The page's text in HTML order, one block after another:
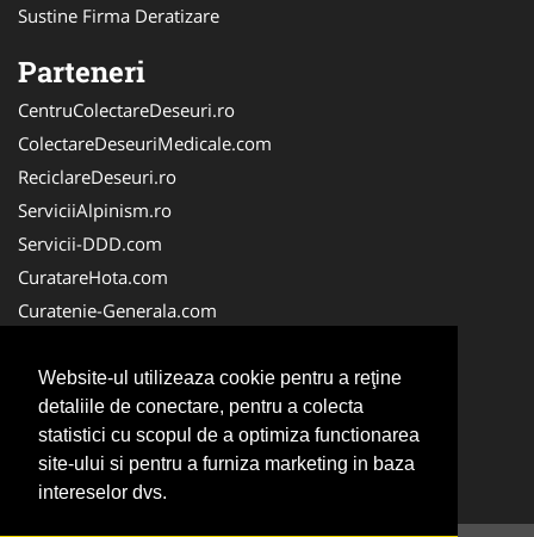
Website-ul utilizeaza cookie pentru a reţine
detaliile de conectare, pentru a colecta
statistici cu scopul de a optimiza functionarea
site-ului si pentru a furniza marketing in baza
intereselor dvs.
Sustine Firma Deratizare
Parteneri
CentruColectareDeseuri.ro
ColectareDeseuriMedicale.com
ReciclareDeseuri.ro
ServiciiAlpinism.ro
Servicii-DDD.com
CuratareHota.com
Curatenie-Generala.com
Spalatorie-Covoare.com
Spalatorie-Curatatorie.ro
Spalatorie-Curatatorie.com
Servicii-Deratizare.com